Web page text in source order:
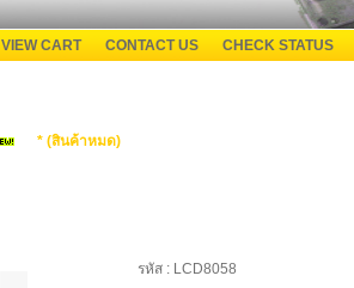
VIEW CART CONTACT US CHECK STATUS
* (สินค้าหมด)
รหัส : LCD8058